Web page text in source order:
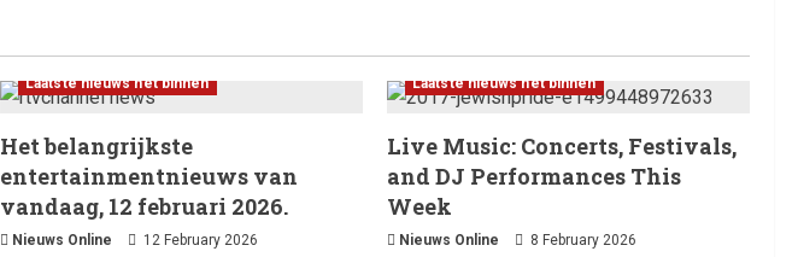
Laatste nieuws net binnen
Het belangrijkste
entertainmentnieuws van
vandaag, 12 februari 2026.
Nieuws Online 12 February 2026
Laatste nieuws net binnen
Live Music: Concerts, Festivals,
and DJ Performances This
Week
Nieuws Online 8 February 2026